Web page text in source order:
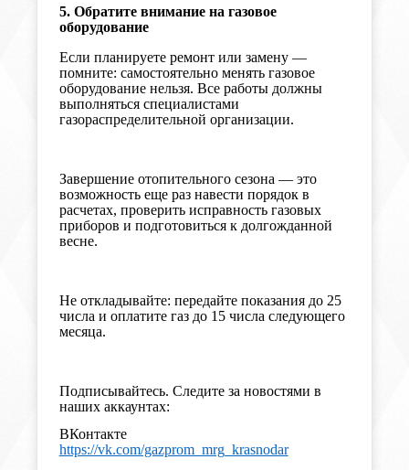
5. Обратите внимание на газовое
оборудование
Если планируете ремонт или замену —
помните: самостоятельно менять газовое
оборудование нельзя. Все работы должны
выполняться специалистами
газораспределительной организации.
Завершение отопительного сезона — это
возможность еще раз навести порядок в
расчетах, проверить исправность газовых
приборов и подготовиться к долгожданной
весне.
Не откладывайте: передайте показания до 25
числа и оплатите газ до 15 числа следующего
месяца.
Подписывайтесь. Следите за новостями в
наших аккаунтах:
ВКонтакте
https://vk.com/gazprom_mrg_krasnodar